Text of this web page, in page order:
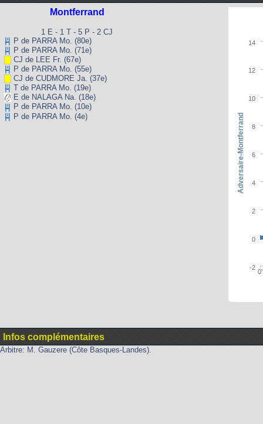
Montferrand
1 E - 1 T - 5 P - 2 CJ
P de PARRA Mo. (80e)
P de PARRA Mo. (71e)
CJ de LEE Fr. (67e)
P de PARRA Mo. (55e)
CJ de CUDMORE Ja. (37e)
T de PARRA Mo. (19e)
E de NALAGA Na. (18e)
P de PARRA Mo. (10e)
P de PARRA Mo. (4e)
0'
-2
0
2
4
6
8
10
12
14
Adversaire-Montferrand
Infos complémentaires
Arbitre: M. Gauzere (Côte Basques-Landes).